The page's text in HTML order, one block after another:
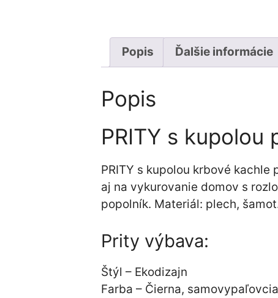
Popis Ďalšie informácie
Popis
PRITY s kupolou
PRITY s kupolou krbové
aj na vykurovanie domov s
popolník. Materiál: plech,
Prity výbava:
Štýl – Ekodizajn
Farba – Čierna, samovypaľovcia